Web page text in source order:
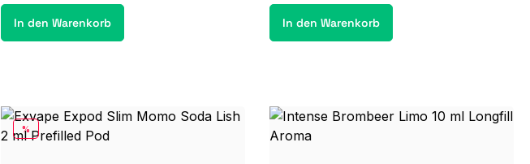
In den Warenkorb In den Warenkorb
RABATT
%